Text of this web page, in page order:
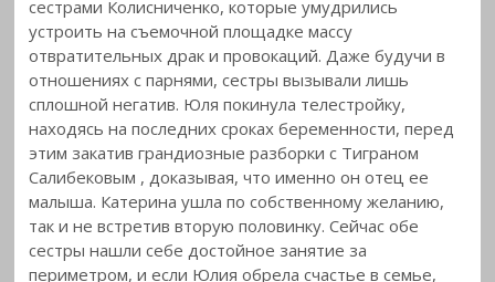
сестрами Колисниченко, которые умудрились
устроить на съемочной площадке массу
отвратительных драк и провокаций. Даже будучи в
отношениях с парнями, сестры вызывали лишь
сплошной негатив. Юля покинула телестройку,
находясь на последних сроках беременности, перед
этим закатив грандиозные разборки с Тиграном
Салибековым , доказывая, что именно он отец ее
малыша. Катерина ушла по собственному желанию,
так и не встретив вторую половинку. Сейчас обе
сестры нашли себе достойное занятие за
периметром, и если Юлия обрела счастье в семье,